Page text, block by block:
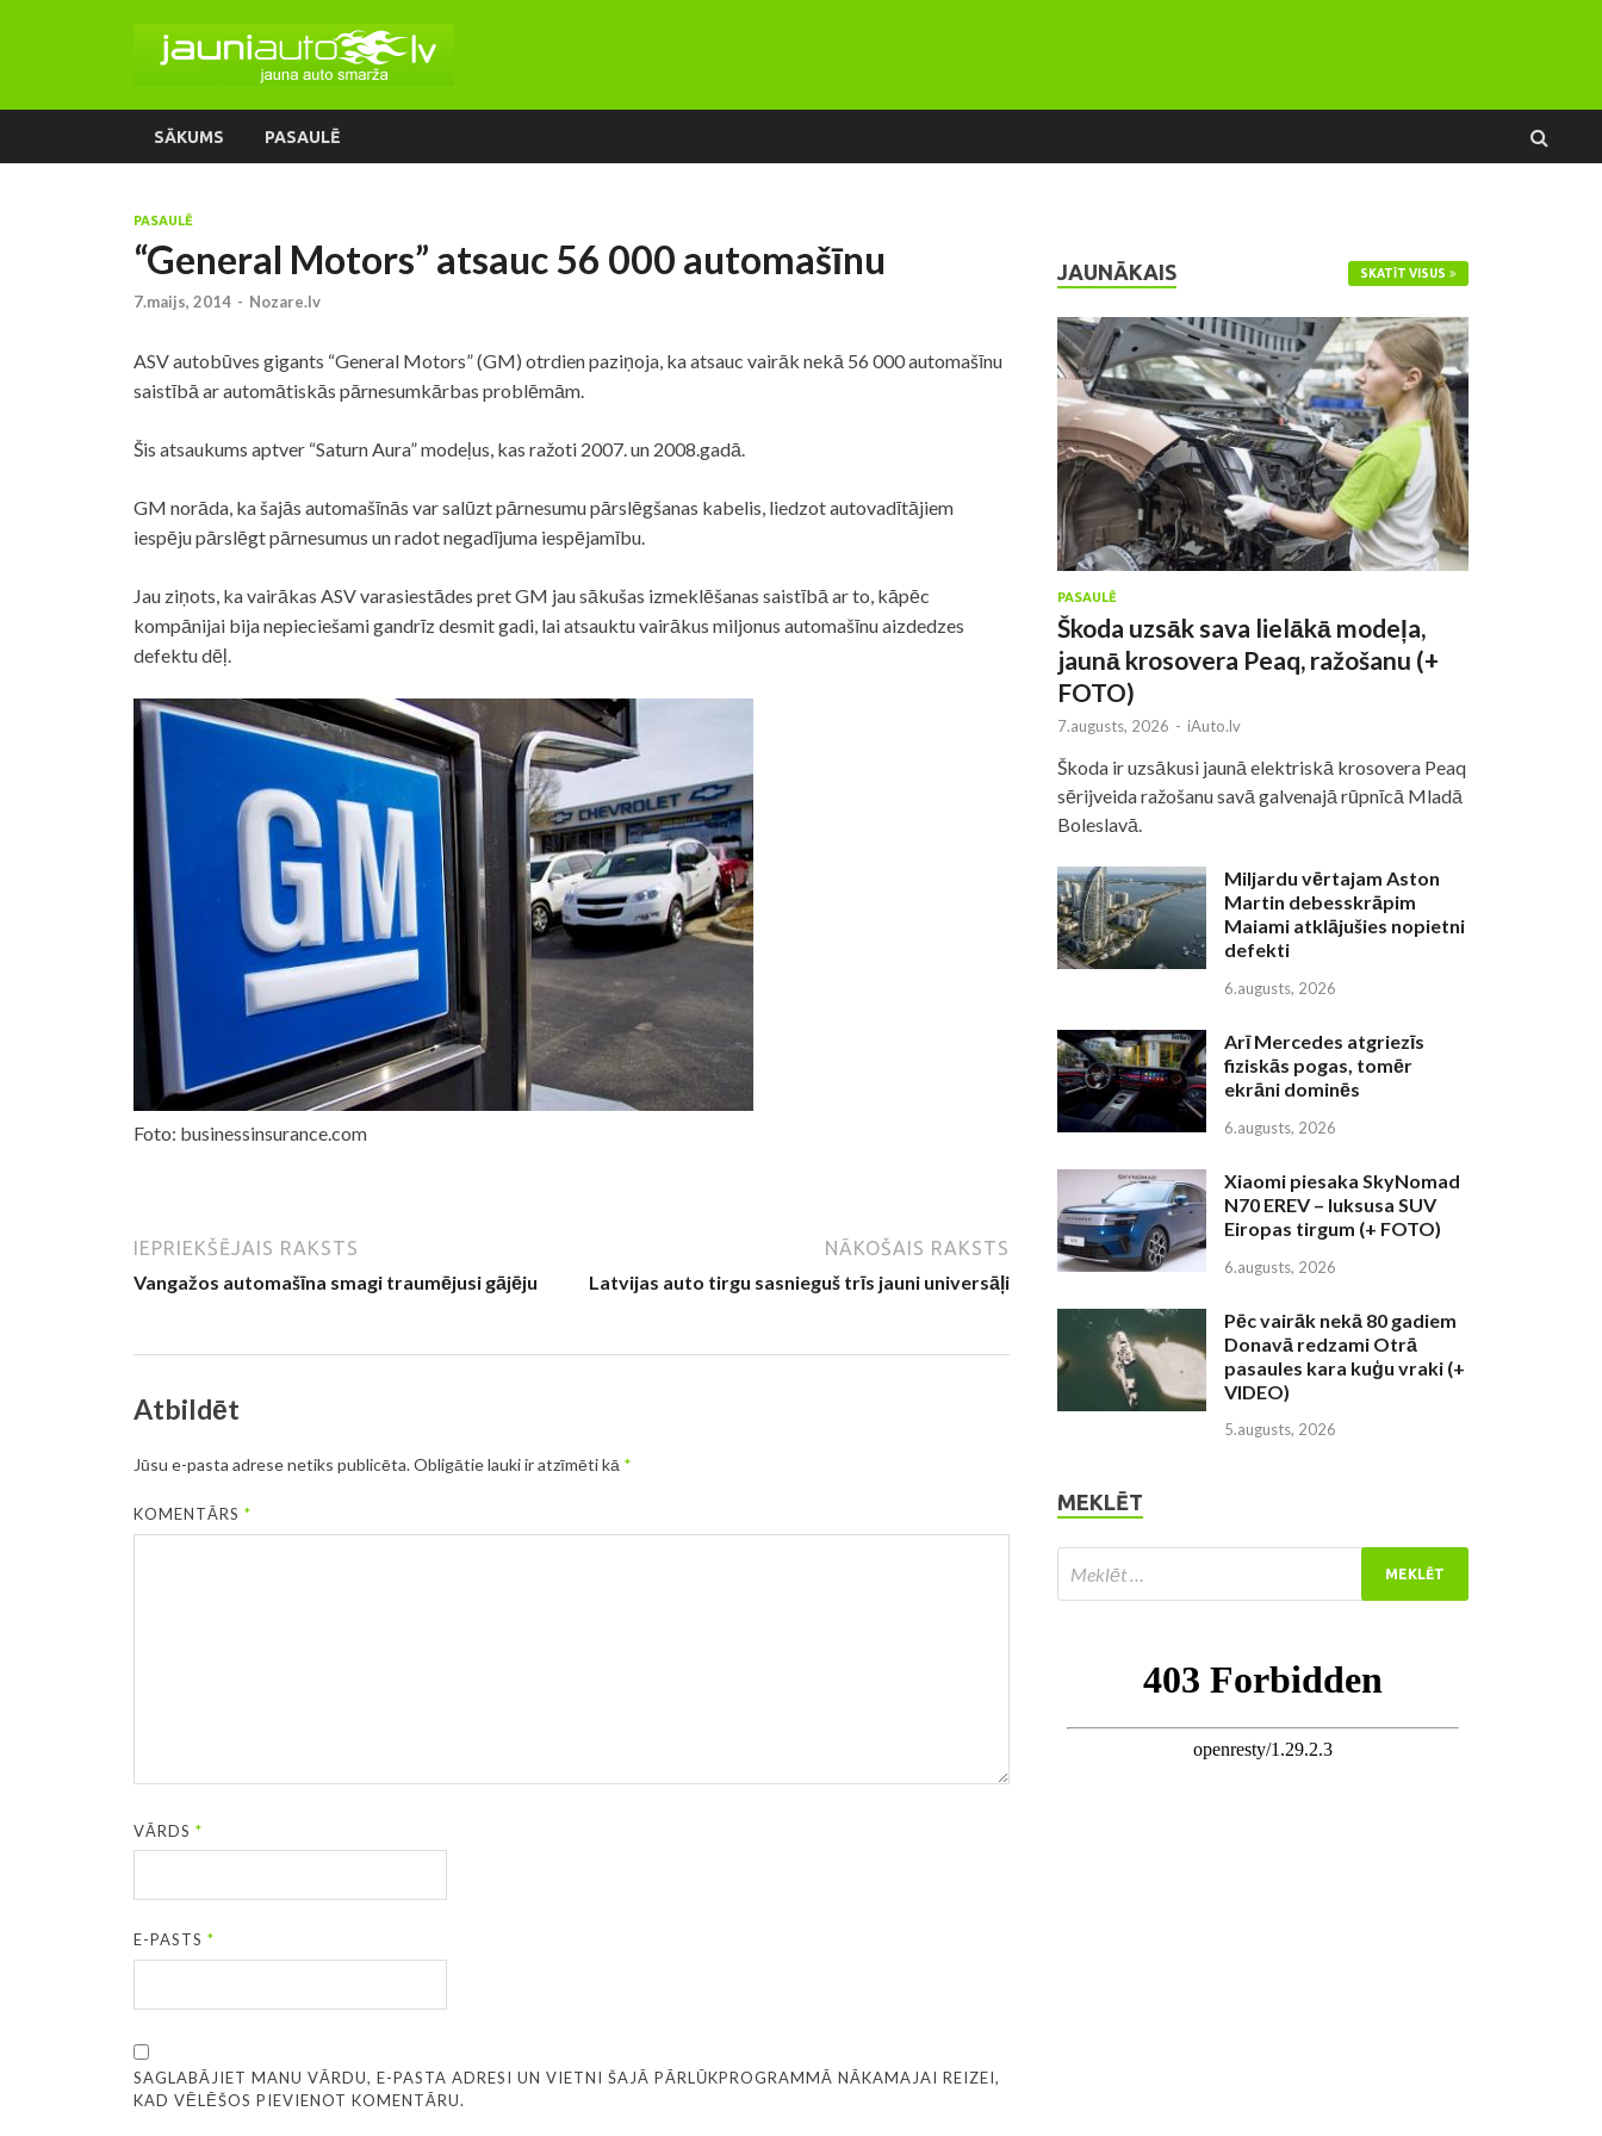
SĀKUMS PASAULĒ
PASAULĒ
“General Motors” atsauc 56 000 automašīnu
7.maijs, 2014 - Nozare.lv
ASV autobūves gigants “General Motors” (GM) otrdien paziņoja, ka atsauc vairāk nekā 56 000 automašīnu
saistībā ar automātiskās pārnesumkārbas problēmām.
Šis atsaukums aptver “Saturn Aura” modeļus, kas ražoti 2007. un 2008.gadā.
GM norāda, ka šajās automašīnās var salūzt pārnesumu pārslēgšanas kabelis, liedzot autovadītājiem
iespēju pārslēgt pārnesumus un radot negadījuma iespējamību.
Jau ziņots, ka vairākas ASV varasiestādes pret GM jau sākušas izmeklēšanas saistībā ar to, kāpēc
kompānijai bija nepieciešami gandrīz desmit gadi, lai atsauktu vairākus miljonus automašīnu aizdedzes
defektu dēļ.
Foto: businessinsurance.com
IEPRIEKŠĒJAIS RAKSTS
Vangažos automašīna smagi traumējusi gājēju
NĀKOŠAIS RAKSTS
Latvijas auto tirgu sasnieguš trīs jauni universāļi
Atbildēt
Jūsu e-pasta adrese netiks publicēta.Obligātie lauki ir atzīmēti kā *
KOMENTĀRS*
VĀRDS*
E-PASTS*
SAGLABĀJIET MANU VĀRDU, E-PASTA ADRESI UN VIETNI ŠAJĀ PĀRLŪKPROGRAMMĀ NĀKAMAJAI REIZEI,
KAD VĒLĒŠOS PIEVIENOT KOMENTĀRU.
JAUNĀKAIS SKATĪT VISUS
PASAULĒ
Škoda uzsāk sava lielākā modeļa,
jaunā krosovera Peaq, ražošanu (+
FOTO)
7.augusts, 2026 - iAuto.lv
Škoda ir uzsākusi jaunā elektriskā krosovera Peaq
sērijveida ražošanu savā galvenajā rūpnīcā Mladā
Boleslavā.
Miljardu vērtajam Aston
Martin debesskrāpim
Maiami atklājušies nopietni
defekti
6.augusts, 2026
Arī Mercedes atgriezīs
fiziskās pogas, tomēr
ekrāni dominēs
6.augusts, 2026
Xiaomi piesaka SkyNomad
N70 EREV – luksusa SUV
Eiropas tirgum (+ FOTO)
6.augusts, 2026
Pēc vairāk nekā 80 gadiem
Donavā redzami Otrā
pasaules kara kuģu vraki (+
VIDEO)
5.augusts, 2026
MEKLĒT